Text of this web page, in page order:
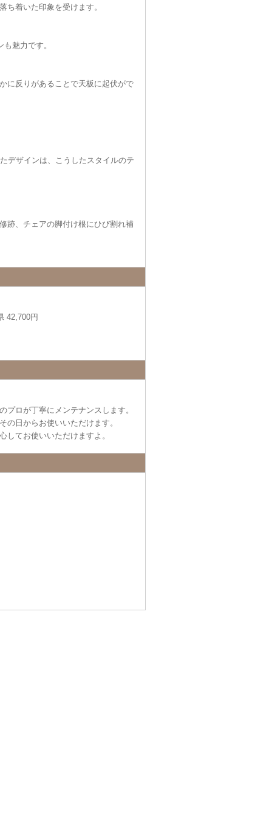
ち着いた印象を受けます。
魅力です。
に反りがあることで天板に起伏がで
デザインは、こうしたスタイルのテ
跡、チェアの脚付け根にひび割れ補
42,700円
ロが丁寧にメンテナンスします。
の日からお使いいただけます。
してお使いいただけますよ。